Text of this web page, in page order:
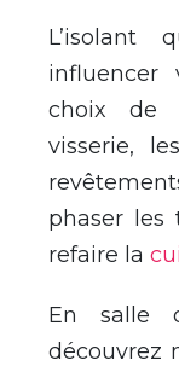
L’isolant
influencer
choix de
visserie,
phaser les
refaire la
En salle
découvrez